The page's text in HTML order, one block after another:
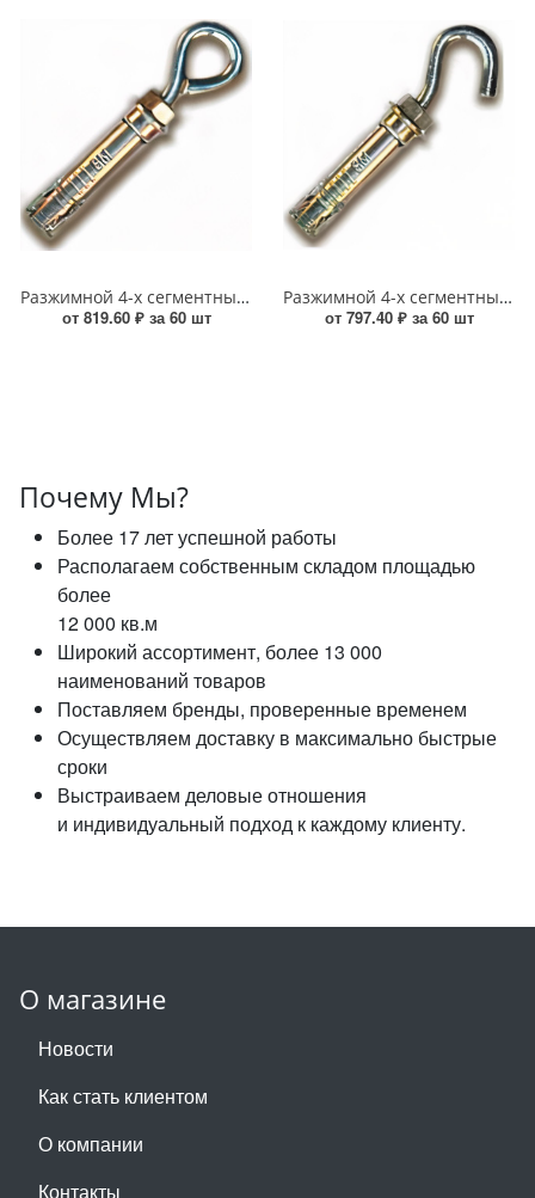
Разжимной 4-х сегментный анкер с кольцом 6*10*45 УТ-00013832
от 819.60 ₽ за 60 шт
Разжимной 4-х сегментный анкер с крюком 6*10*45 УТ-00013837
от 797.40 ₽ за 60 шт
Почему Мы?
Более 17 лет успешной работы
Располагаем собственным складом площадью
более
12 000 кв.м
Широкий ассортимент, более 13 000
наименований товаров
Поставляем бренды, проверенные временем
Осуществляем доставку в максимально быстрые
сроки
Выстраиваем деловые отношения
и индивидуальный подход к каждому клиенту.
О магазине
Новости
Как стать клиентом
О компании
Контакты